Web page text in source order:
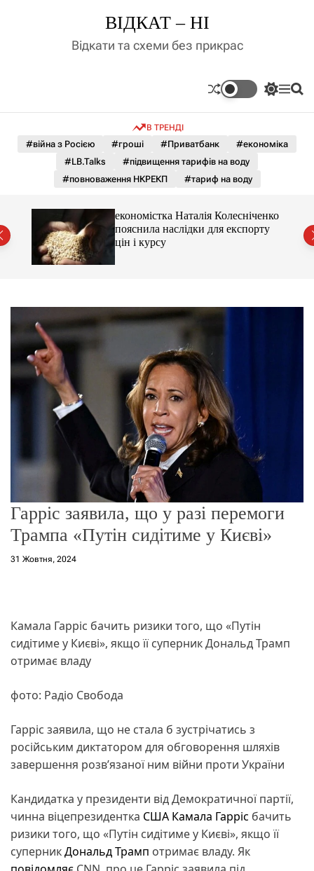
д
у
ВІДКАТ – НІ
Відкати та схеми без прикрас
П
м
к
а
о
л
ь
г
М П
В ТРЕНДІ
#війна з Росією #гроші #Приватбанк
#економіка
#LB.Talks
#підвищення тарифів на воду
#повноваження НКРЕКП
#тариф на воду
економістка Наталія Колесніченко
пояснила наслідки для експорту
цін і курсу
Гарріс заявила, що у разі перемоги
Трампа «Путін сидітиме у Києві»
31 Жовтня, 2024
Камала Гарріс бачить ризики того, що «Путін
сидітиме у Києві», якщо її суперник Дональд Трамп
отримає владу
фото: Радіо Свобода
Гарріс заявила, що не стала б зустрічатись з
російським диктатором для обговорення шляхів
завершення розв’язаної ним війни проти України
Кандидатка у президенти від Демократичної партії,
чинна віцепрезидентка США Камала Гарріс бачить
ризики того, що «Путін сидітиме у Києві», якщо її
суперникДональд Трамп отримає владу. Як